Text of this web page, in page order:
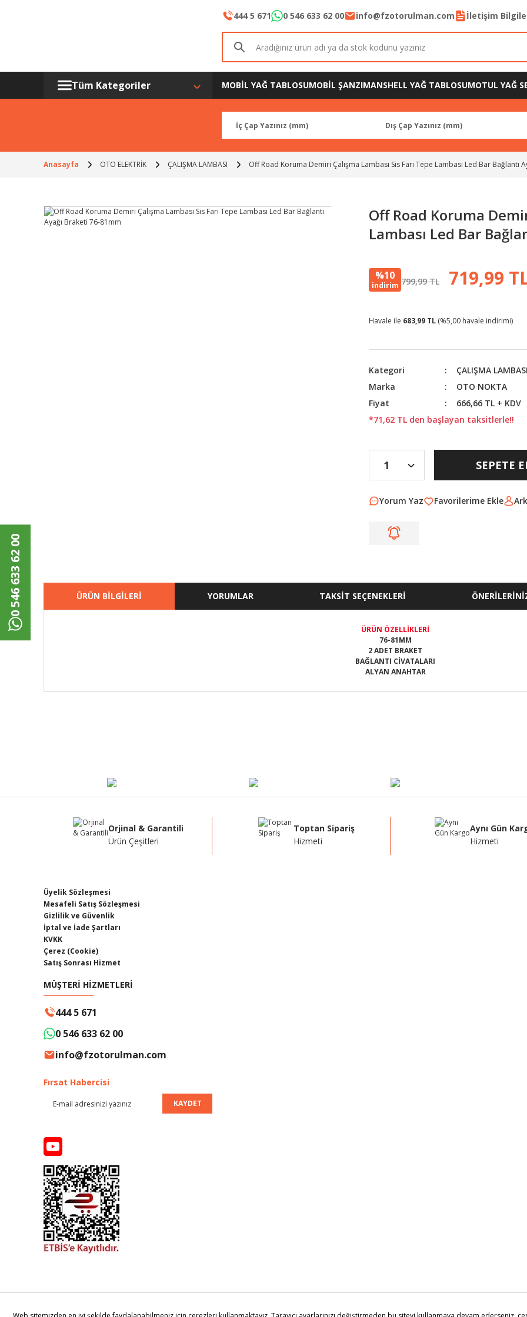
444 5 671 0 546 633 62 00 info@fzotorulman.com İletişim
Tüm Kategoriler MOBİL YAĞ TABLOSUMOBİL ŞANZIMANSHELL YAĞ TABLOSUMOTUL YAĞ
Anasayfa OTO ELEKTRİK ÇALIŞMA LAMBASI Off Road Koruma Demiri Çalışma Lambası Sis Farı Tepe Lambası Led Bar Bağlantı
Off Road Koruma
Lambası Led Bar
%10
indirim 799,99 TL 719,99
Havale ile 683,99 TL (%5,00 havale indirimi)
Kategori
ÇALIŞMA LAMBASI
Marka
OTO NOKTA
Fiyat
666,66 TL + KDV
*71,62 TL den başlayan taksitlerle!!
SEPETE
Yorum Yaz
ÜRÜN BİLGİLERİ YORUMLAR TAKSİT SEÇENEKLERİ
ÜRÜN ÖZELLİKLERİ
76-81MM
2 ADET BRAKET
BAĞLANTI CİVATALARI
ALYAN ANAHTAR
Ürün bilgilerinde hatalar bulunuyor.
Bu ürüne benzer farklı alternatifler olmalı.
Orjinal & Garantili
Ürün Çeşitleri
Toptan Sipariş
Hizmeti
Aynı Gün
Hizmeti
Üyelik Sözleşmesi
Mesafeli Satış Sözleşmesi
Gizlilik ve Güvenlik
İptal ve İade Şartları
KVKK
Çerez (Cookie)
Satış Sonrası Hizmet
MÜŞTERİ HİZMETLERİ
444 5 671
0 546 633 62 00
info@fzotorulman.com
Fırsat Habercisi
KAYDET
0 546 633 62 00